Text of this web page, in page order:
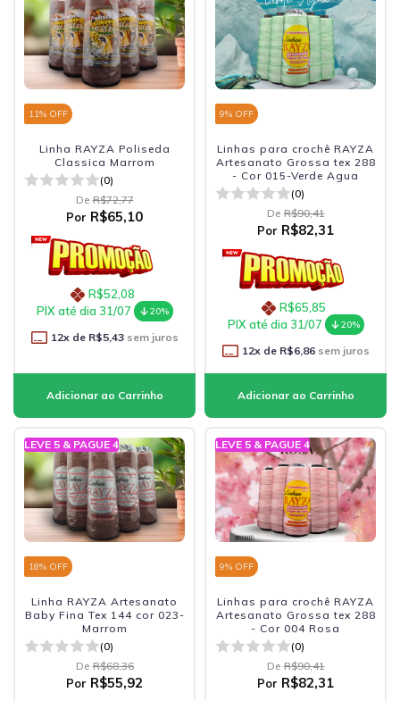
11% OFF
Linha RAYZA Poliseda
Classica Marrom
(0)
De R$72,77
Por R$65,10
R$52,08
PIX até dia 31/07
20%
12x de R$5,43sem juros
9% OFF
Linhas para crochê RAYZA
Artesanato Grossa tex 288
- Cor 015-Verde Agua
(0)
De R$90,41
Por R$82,31
R$65,85
PIX até dia 31/07
20%
12x de R$6,86sem juros
LEVE 5 & PAGUE 4
18% OFF
Linha RAYZA Artesanato
Baby Fina Tex 144 cor 023-
Marrom
(0)
De R$68,36
Por R$55,92
LEVE 5 & PAGUE 4
9% OFF
Linhas para crochê RAYZA
Artesanato Grossa tex 288
- Cor 004 Rosa
(0)
De R$90,41
Por R$82,31